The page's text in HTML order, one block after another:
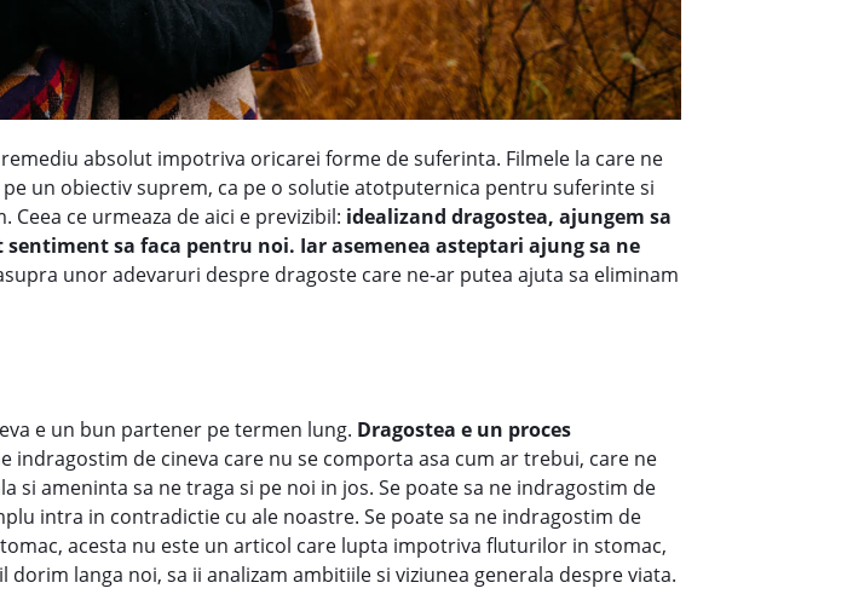
absolut impotriva oricarei forme de suferinta. Filmele la care ne
un obiectiv suprem, ca pe o solutie atotputernica pentru suferinte si
ce urmeaza de aici e previzibil: idealizand dragostea, ajungem sa
sa faca pentru noi. Iar asemenea asteptari ajung sa ne
unor adevaruri despre dragoste care ne-ar putea ajuta sa eliminam
e un bun partener pe termen lung. Dragostea e un proces
indragostim de cineva care nu se comporta asa cum ar trebui, care ne
si ameninta sa ne traga si pe noi in jos. Se poate sa ne indragostim de
intra in contradictie cu ale noastre. Se poate sa ne indragostim de
acesta nu este un articol care lupta impotriva fluturilor in stomac,
langa noi, sa ii analizam ambitiile si viziunea generala despre viata.